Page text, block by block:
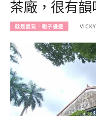
茶廠，很有
就是愛玩︱親子優遊